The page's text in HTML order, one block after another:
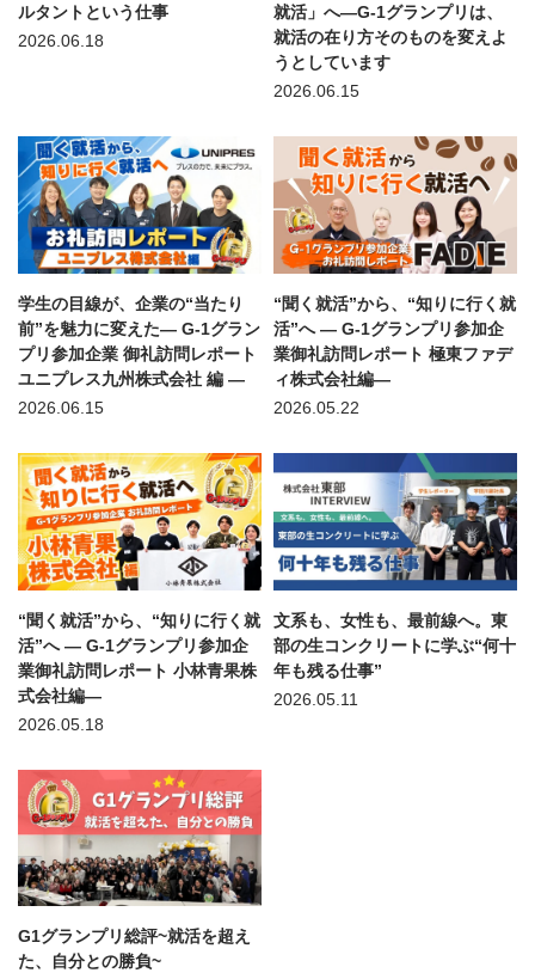
ルタントという仕事
2026.06.18
就活」へ—G-1グランプリは、
就活の在り方そのものを変えよ
うとしています
2026.06.15
学生の目線が、企業の“当たり
前”を魅力に変えた— G-1グラン
プリ参加企業 御礼訪問レポート
ユニプレス九州株式会社 編 —
2026.06.15
“聞く就活”から、“知りに行く就
活”へ — G-1グランプリ参加企
業御礼訪問レポート 極東ファデ
ィ株式会社編—
2026.05.22
“聞く就活”から、“知りに行く就
活”へ — G-1グランプリ参加企
業御礼訪問レポート 小林青果株
式会社編—
2026.05.18
文系も、女性も、最前線へ。東
部の生コンクリートに学ぶ“何十
年も残る仕事”
2026.05.11
G1グランプリ総評~就活を超え
た、自分との勝負~